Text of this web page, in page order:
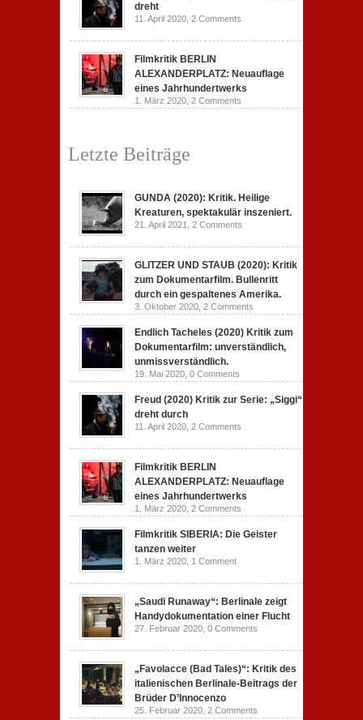
dreht
11. April 2020, 2 Comments
Filmkritik BERLIN
ALEXANDERPLATZ: Neuauflage
eines Jahrhundertwerks
1. März 2020, 2 Comments
Letzte Beiträge
GUNDA (2020): Kritik. Heilige
Kreaturen, spektakulär inszeniert.
21. April 2021, 2 Comments
GLITZER UND STAUB (2020): Kritik
zum Dokumentarfilm. Bullenritt
durch ein gespaltenes Amerika.
3. Oktober 2020, 2 Comments
Endlich Tacheles (2020) Kritik zum
Dokumentarfilm: unverständlich,
unmissverständlich.
19. Mai 2020, 0 Comments
Freud (2020) Kritik zur Serie: „Siggi“
dreht durch
11. April 2020, 2 Comments
Filmkritik BERLIN
ALEXANDERPLATZ: Neuauflage
eines Jahrhundertwerks
1. März 2020, 2 Comments
Filmkritik SIBERIA: Die Geister
tanzen weiter
1. März 2020, 1 Comment
„Saudi Runaway“: Berlinale zeigt
Handydokumentation einer Flucht
27. Februar 2020, 0 Comments
„Favolacce (Bad Tales)“: Kritik des
italienischen Berlinale-Beitrags der
Brüder D’Innocenzo
25. Februar 2020, 2 Comments